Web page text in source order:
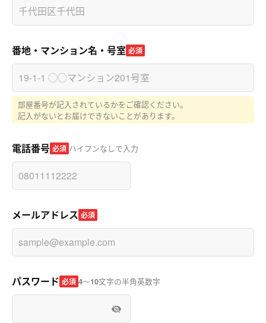
番地・マンション名・号室 必須
部屋番号が記入されているかをご確認ください。
記入がないとお届けできないことがあります。
電話番号 必須 ハイフンなしで入力
メールアドレス 必須
パスワード 必須 4～10文字の半角英数字